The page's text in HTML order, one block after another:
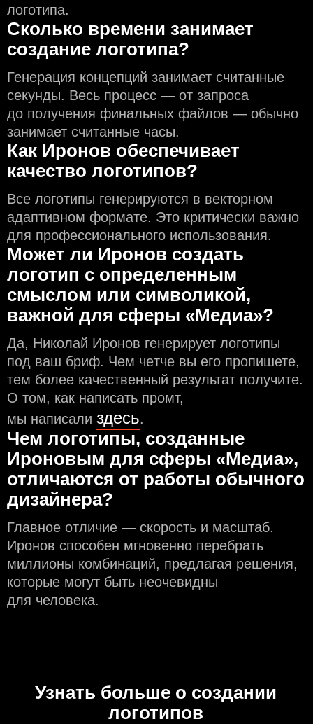
логотипа.
Сколько времени занимает
создание логотипа?
Генерация концепций занимает считанные
секунды. Весь процесс — от запроса
до получения финальных файлов — обычно
занимает считанные часы.
Как Иронов обеспечивает
качество логотипов?
Все логотипы генерируются в векторном
адаптивном формате. Это критически важно
для профессионального использования.
Может ли Иронов создать
логотип с определeнным
смыслом или символикой,
важной для сферы «Медиа»?
Да, Николай Иронов генерирует логотипы
под ваш бриф. Чем чeтче вы его пропишете,
тем более качественный результат получите.
О том, как написать промт,
мы написали здесь.
Чем логотипы, созданные
Ироновым для сферы «Медиа»,
отличаются от работы обычного
дизайнера?
Главное отличие — скорость и масштаб.
Иронов способен мгновенно перебрать
миллионы комбинаций, предлагая решения,
которые могут быть неочевидны
для человека.
Узнать больше о создании
логотипов